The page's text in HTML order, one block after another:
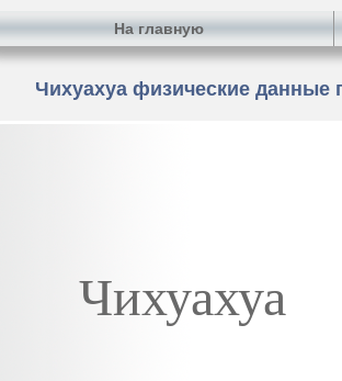
На главную
Чихуахуа физические данные
Чихуахуа